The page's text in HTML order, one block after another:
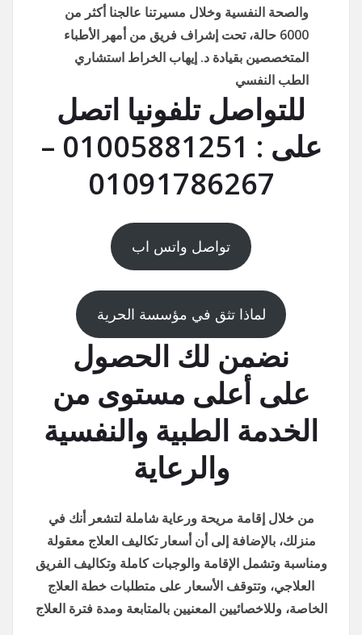
والصحة النفسية وخلال مسيرتنا عالجنا أكثر من
6000 حالة، تحت إشراف فريق من أمهر الأطباء
المتخصصين بقيادة د. إيهاب الخراط استشاري
الطب النفسي
للتواصل تلفونيا اتصل
على : 01005881251 –
01091786267
تواصل واتس اب
لماذا تثق في مؤسسة الحرية
نضمن لك الحصول
على أعلى مستوى من
الخدمة الطبية والنفسية
والرعاية
من خلال إقامة مريحة ورعاية شاملة لتشعر أنك في
منزلك، بالإضافة إلى أن أسعار تكاليف العلاج معقولة
ومناسبة وتشمل الإقامة والوجبات كاملة وتكاليف الفريق
العلاجي، وتتوقف الأسعار على متطلبات خطة العلاج
الخاصة، وللاخصائيين المعنيين بالمتابعة ومدة فترة العلاج